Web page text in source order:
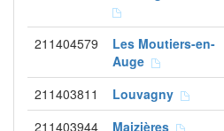
211404579
Les Moutiers-en-
Auge
211403811 Louvagny
211403944 Maizières